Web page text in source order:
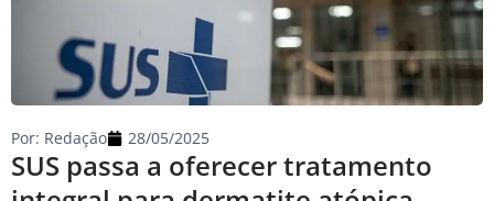
SUS passa a oferecer tratamento
Por: Redação 28/05/2025